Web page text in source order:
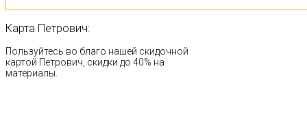
Карта Петрович:
Пользуйтесь во благо нашей скидочной
картой Петрович, скидки до 40% на
материалы.